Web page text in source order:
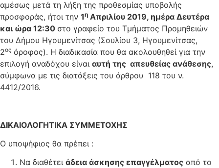
αμέσως μετά τη λήξη της προθεσμίας υποβολής
προσφοράς, ήτοι την 1η Απριλίου 2019, ημέρα Δευτέρα
και ώρα 12:30 στο γραφείο του Τμήματος Προμηθειών
του Δήμου Ηγουμενίτσας (Σουλίου 3, Ηγουμενίτσας,
2ος όροφος). Η διαδικασία που θα ακολουθηθεί για την
επιλογή αναδόχου είναι αυτή της απευθείας ανάθεσης,
σύμφωνα με τις διατάξεις του άρθρου 118 του ν.
4412/2016.
ΔΙΚΑΙΟΛΟΓΗΤΙΚΑ ΣΥΜΜΕΤΟΧΗΣ
Ο υποψήφιος θα πρέπει :
Να διαθέτει άδεια άσκησης επαγγέλματος από το